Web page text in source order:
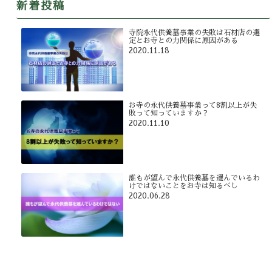
新着投稿
寺院永代供養墓事業の失敗は石材店の選
定とお寺との力関係に原因がある
2020.11.18
お寺の永代供養墓事業って8割以上が失
敗って知っていますか？
2020.11.10
誰もが望んで永代供養墓を選んでいるわ
けではないことをお寺は知るべし
2020.06.28